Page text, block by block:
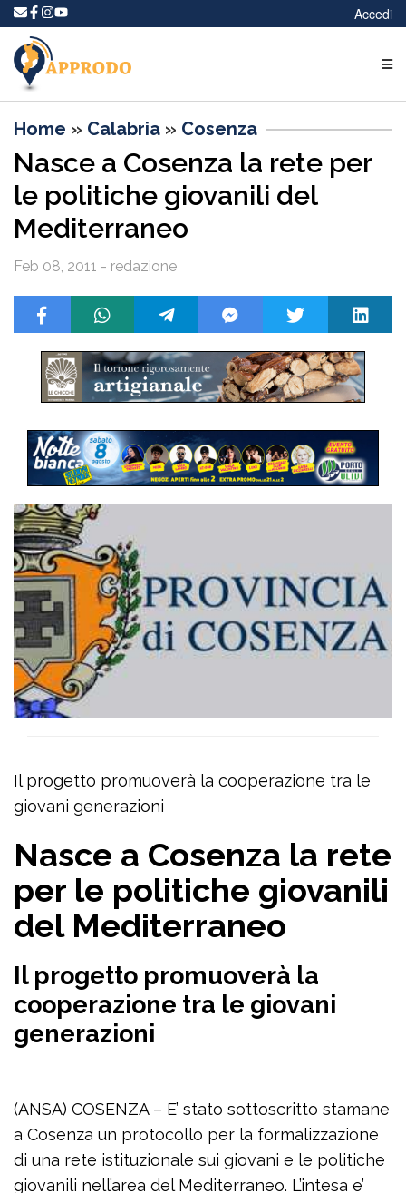
Accedi
Home » Calabria » Cosenza
Nasce a Cosenza la rete per
le politiche giovanili del
Mediterraneo
Feb 08, 2011 - redazione
Il progetto promuoverà la cooperazione tra le
giovani generazioni
Nasce a Cosenza la rete
per le politiche giovanili
del Mediterraneo
Il progetto promuoverà la
cooperazione tra le giovani
generazioni
(ANSA) COSENZA – E’ stato sottoscritto stamane
a Cosenza un protocollo per la formalizzazione
di una rete istituzionale sui giovani e le politiche
giovanili nell’area del Mediterraneo. L’intesa e’